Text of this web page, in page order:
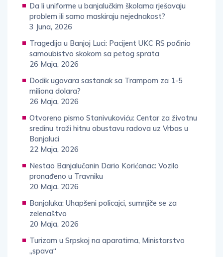
Da li uniforme u banjalučkim školama rješavaju
problem ili samo maskiraju nejednakost?
3 Juna, 2026
Tragedija u Banjoj Luci: Pacijent UKC RS počinio
samoubistvo skokom sa petog sprata
26 Maja, 2026
Dodik ugovara sastanak sa Trampom za 1-5
miliona dolara?
26 Maja, 2026
Otvoreno pismo Stanivukoviću: Centar za životnu
sredinu traži hitnu obustavu radova uz Vrbas u
Banjaluci
22 Maja, 2026
Nestao Banjalučanin Dario Korićanac: Vozilo
pronađeno u Travniku
20 Maja, 2026
Banjaluka: Uhapšeni policajci, sumnjiče se za
zelenaštvo
20 Maja, 2026
Turizam u Srpskoj na aparatima, Ministarstvo
„spava“